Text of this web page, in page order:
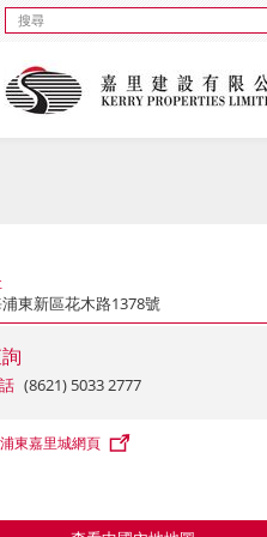
東新區花木路1378號
(8621) 5033 2777
東嘉里城網頁